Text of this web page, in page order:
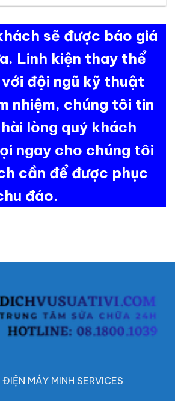
sẽ được báo giá
Linh kiện thay thể
đội ngũ kỹ thuật
nhiệm, chúng tôi tin
lòng quý khách
ngay cho chúng tôi
cần để được phục
đáo.
MÁY MINH SERVICES